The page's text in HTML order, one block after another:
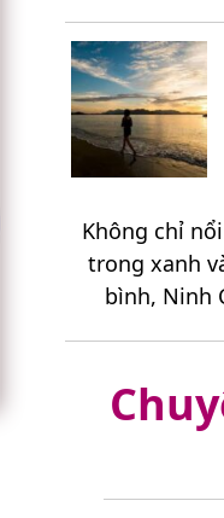
Không chỉ
trong xanh
bình, Ninh